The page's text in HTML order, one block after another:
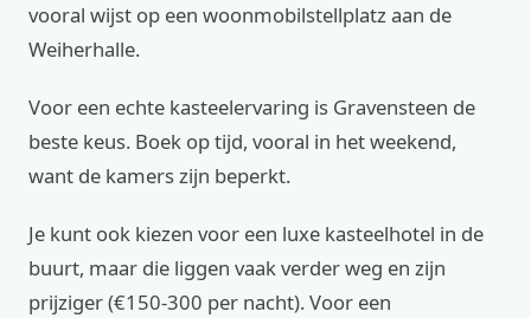
vooral wijst op een woonmobilstellplatz aan de
Weiherhalle.
Voor een echte kasteelervaring is Gravensteen de
beste keus. Boek op tijd, vooral in het weekend,
want de kamers zijn beperkt.
Je kunt ook kiezen voor een luxe kasteelhotel in de
buurt, maar die liggen vaak verder weg en zijn
prijziger (€150-300 per nacht). Voor een